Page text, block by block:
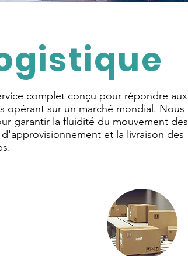
complet conçu pour répondre aux
opérant sur un marché mondial. Nous
garantir la fluidité du mouvement des
et la livraison des